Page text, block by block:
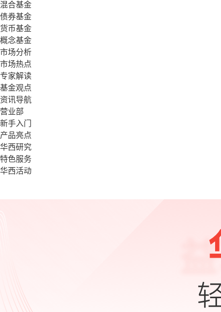
混合基金
债券基金
货币基金
概念基金
市场分析
市场热点
专家解读
基金观点
资讯导航
营业部
新手入门
产品亮点
华西研究
特色服务
华西活动